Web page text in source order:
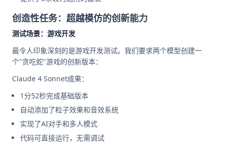
创造性任务：超越模仿的创新能力
测试场景：游戏开发
最令人印象深刻的是游戏开发测试。我们要求两个模型创建一
个"贪吃蛇"游戏的创新版本：
Claude 4 Sonnet成果：
1分52秒完成基础版本
自动添加了粒子效果和音效系统
实现了AI对手和多人模式
代码可直接运行，无需调试